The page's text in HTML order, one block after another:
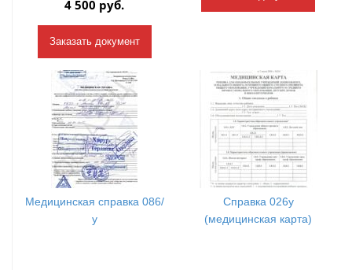
4 500 руб.
Заказать документ
Медицинская справка 086/
у
Справка 026у
(медицинская карта)